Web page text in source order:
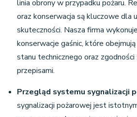
linia obrony w przypadku pożaru.
oraz konserwacja są kluczowe dla
skuteczności. Nasza firma
konserwacje gaśnic, które
stanu technicznego oraz
przepisami.
Przegląd systemu sygnalizacji
sygnalizacji pożarowej jest